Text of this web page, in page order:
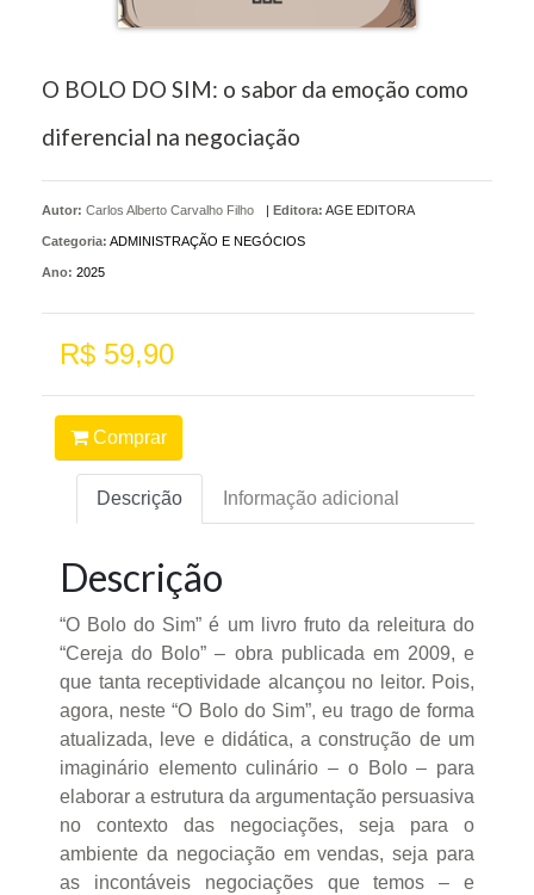
O BOLO DO SIM: o sabor da emoção como
diferencial na negociação
Autor: Carlos Alberto Carvalho Filho | Editora: AGE EDITORA
Categoria: ADMINISTRAÇÃO E NEGÓCIOS
Ano: 2025
R$ 59,90
Comprar
Descrição Informação adicional
Descrição
“O Bolo do Sim” é um livro fruto da releitura do
“Cereja do Bolo” – obra publicada em 2009, e
que tanta receptividade alcançou no leitor. Pois,
agora, neste “O Bolo do Sim”, eu trago de forma
atualizada, leve e didática, a construção de um
imaginário elemento culinário – o Bolo – para
elaborar a estrutura da argumentação persuasiva
no contexto das negociações, seja para o
ambiente da negociação em vendas, seja para
as incontáveis negociações que temos – e